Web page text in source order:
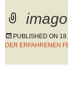
PUBLISHED ON
DER ERFAHRENEN